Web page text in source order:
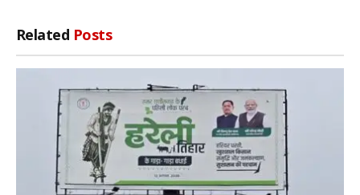
Related Posts